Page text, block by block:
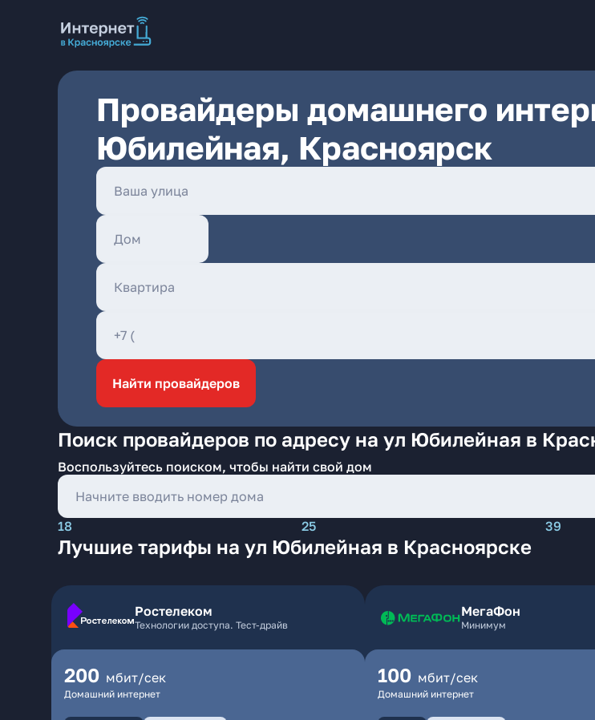
Провайдеры домашнего
Юбилейная, Красноярск
Найти провайдеров
Поиск провайдеров по адресу на ул Юбилейная в
Воспользуйтесь поиском, чтобы найти свой дом
18 25 39
Лучшие тарифы на ул Юбилейная в Красноярске
Ростелеком
Технологии доступа. Тест-драйв
200 мбит/сек
Домашний интернет
МегаФон
Минимум
100 мбит/сек
Домашний интернет